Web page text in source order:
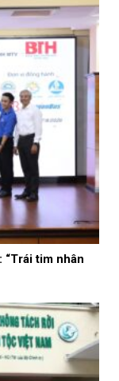
“Trái tim nhân